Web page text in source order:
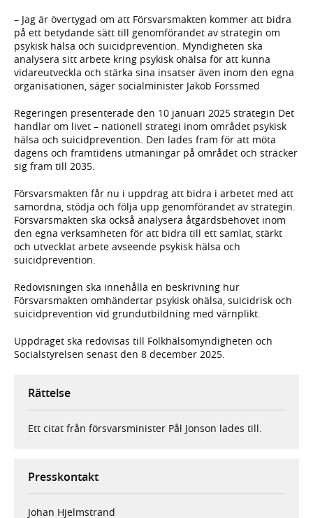
– Jag är övertygad om att Försvarsmakten kommer att bidra
på ett betydande sätt till genomförandet av strategin om
psykisk hälsa och suicidprevention. Myndigheten ska
analysera sitt arbete kring psykisk ohälsa för att kunna
vidareutveckla och stärka sina insatser även inom den egna
organisationen, säger socialminister Jakob Forssmed
Regeringen presenterade den 10 januari 2025 strategin Det
handlar om livet – nationell strategi inom området psykisk
hälsa och suicidprevention. Den lades fram för att möta
dagens och framtidens utmaningar på området och sträcker
sig fram till 2035.
Försvarsmakten får nu i uppdrag att bidra i arbetet med att
samordna, stödja och följa upp genomförandet av strategin.
Försvarsmakten ska också analysera åtgärdsbehovet inom
den egna verksamheten för att bidra till ett samlat, stärkt
och utvecklat arbete avseende psykisk hälsa och
suicidprevention.
Redovisningen ska innehålla en beskrivning hur
Försvarsmakten omhändertar psykisk ohälsa, suicidrisk och
suicidprevention vid grundutbildning med värnplikt.
Uppdraget ska redovisas till Folkhälsomyndigheten och
Socialstyrelsen senast den 8 december 2025.
Rättelse
Ett citat från försvarsminister Pål Jonson lades till.
Presskontakt
Johan Hjelmstrand